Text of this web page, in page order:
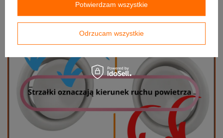
Jak dobrać rodzaj anemostatu:
Odrzucam wszystkie
Potwierdzam wszystkie